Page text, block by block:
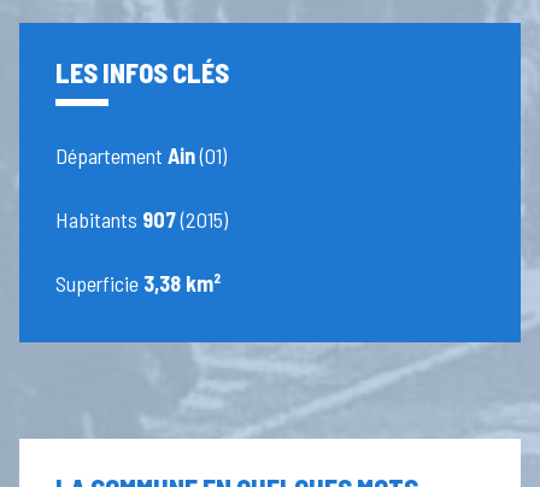
LES INFOS CLÉS
DépartementAin(01)
Habitants 907(2015)
Superficie 3,38 km²